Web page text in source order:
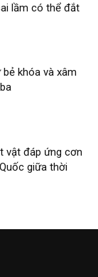
lầm có thể đắt
khóa và xâm
vật đáp ứng cơn
giữa thời